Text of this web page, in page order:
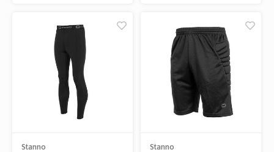
warm. De trainingstop he
Stanno
Stanno